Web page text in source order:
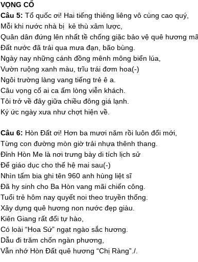
VỌNG CỔ
Câu 5: Tổ quốc ơi! Hai tiếng thiêng liêng vô cùng cao quý,
Mỗi khi nước nhà bị kẻ thù xâm lược,
Quân dân đứng lên nhất tề chống giặc bảo vệ quê hương
Đất nước đã trải qua mưa đạn, bão bùng.
Ngày nay những cánh đồng mênh mông biển lúa,
Vườn ruộng xanh màu, trĩu trái đơm hoa(-)
Ngôi trường làng vang tiếng trẻ ê a.
Câu vọng cổ ai ca ấm lòng viễn khách.
Tôi trở về đây giữa chiều đông giá lạnh.
Ký ức ngày xưa như chợt hiện về.
Câu 6: Hòn Đất ơi! Hơn ba mươi năm rồi luôn đổi mới,
Từng con đường mòn giờ trải nhựa thênh thang.
Đỉnh Hòn Me là nơi trưng bày di tích lịch sử
Để giáo dục cho thế hệ mai sau(-)
Nhìn tấm bia ghi tên 960 anh hùng liệt sĩ
Đã hy sinh cho Ba Hòn vang mãi chiến công.
Tuổi trẻ hôm nay quyết noi theo truyền thống.
Xây dựng quê hương non nước đẹp giàu.
Kiên Giang rất đổi tự hào,
Có loài “Hoa Sứ” ngạt ngào sắc hương.
Dẫu đi trăm chốn ngàn phương,
Vẫn nhớ Hòn Đất quê hương “Chị Ràng”./.